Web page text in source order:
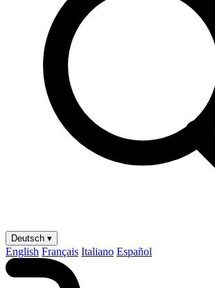
Deutsch ▾
English Français Italiano Español